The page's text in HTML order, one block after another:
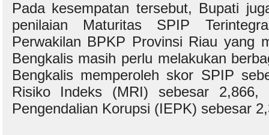
Pada kesempatan tersebut, Bupati
penilaian Maturitas SPIP
Perwakilan BPKP Provinsi Riau yang
Bengkalis masih perlu melakukan
Bengkalis memperoleh skor SPIP
Risiko Indeks (MRI) sebesar 2,866,
Pengendalian Korupsi (IEPK) sebesar